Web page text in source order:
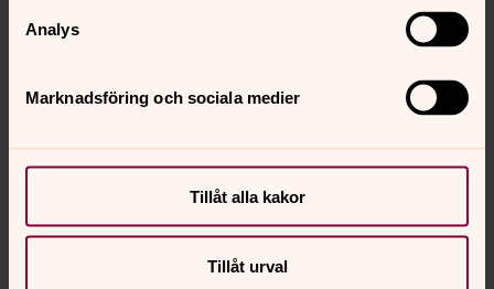
Analys
Marknadsföring och sociala medier
Tillåt alla kakor
Tillåt urval